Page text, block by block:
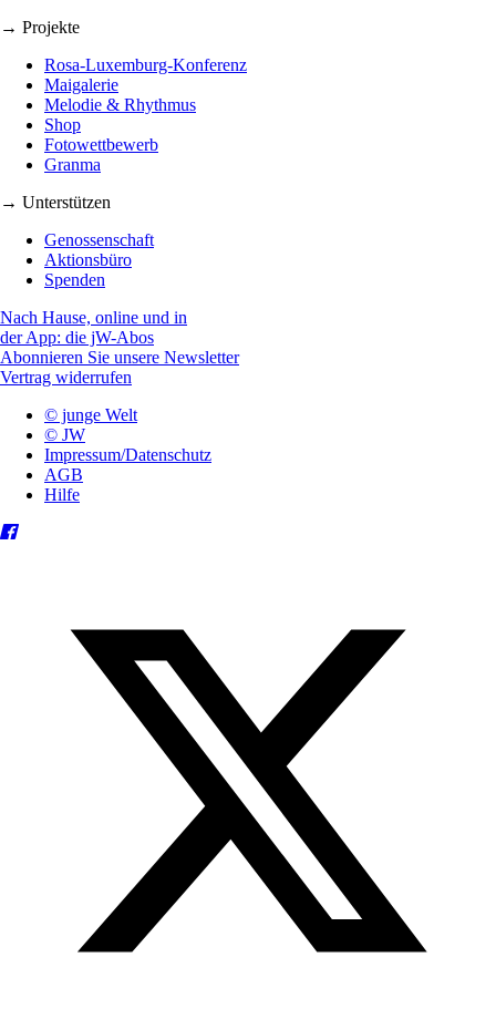
→ Projekte
Rosa-Luxemburg-Konferenz
Maigalerie
Melodie & Rhythmus
Shop
Fotowettbewerb
Granma
→ Unterstützen
Genossenschaft
Aktionsbüro
Spenden
Nach Hause, online und in
der App: die jW-Abos
Abonnieren Sie unsere Newsletter
Vertrag widerrufen
© junge Welt
© JW
Impressum/Datenschutz
AGB
Hilfe